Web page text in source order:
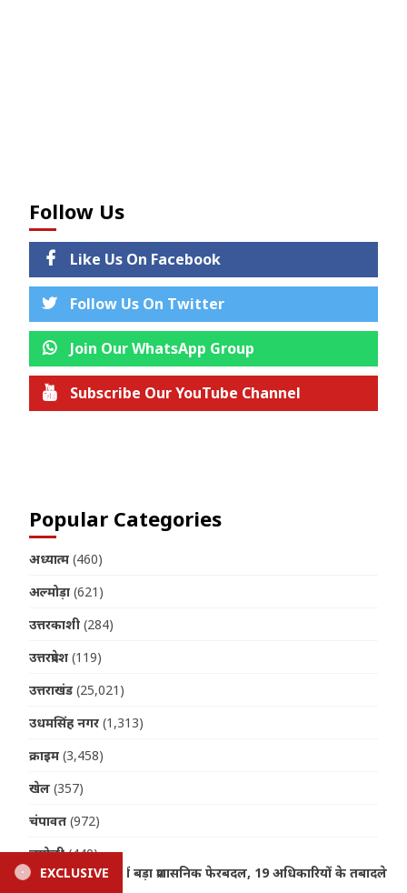
Follow Us
Like Us On Facebook
Follow Us On Twitter
Join Our WhatsApp Group
Subscribe Our YouTube Channel
Popular Categories
अध्यात्म (460)
अल्मोड़ा (621)
उत्तरकाशी (284)
उत्तरप्रदेश (119)
उत्तराखंड (25,021)
उधमसिंह नगर (1,313)
क्राइम (3,458)
खेल (357)
चंपावत (972)
चमोली(440)
EXCLUSIVE
के तबादले Uttarakhand Weather Update: